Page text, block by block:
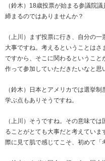
（鈴木）18歳投票が始まる参議院
締まるのではありませんか？
（上川）まず投票に行き、自分の
大事ですね。考えるということはさ
ですから、そこに関わるというこ
作って参加していただきたいなと思
（鈴木）日本とアメリカでは選挙
学ぶ点もありそうですね。
（上川）そうですね。その意味で
ることがとても大事だと考えてい
際に見て肌で感じてこそ、初めて「